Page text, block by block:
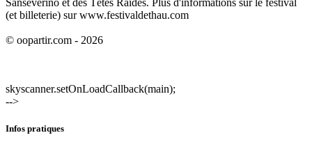
(et billeterie) sur www.festivaldethau.com
© oopartir.com - 2026
skyscanner.setOnLoadCallback(main);
-->
Infos pratiques